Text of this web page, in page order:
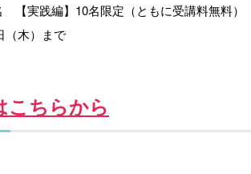
【実践編】10名限定（ともに受講料無料）
（木）まで
こちらから